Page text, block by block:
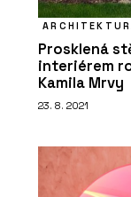
Prosklená
interiérem
Kamila Mrvy
23. 8. 2021